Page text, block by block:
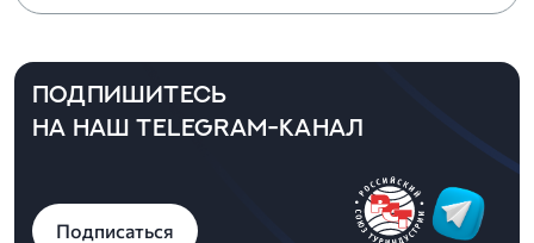
ПОДПИШИТЕСЬ
НА НАШ TELEGRAM-КАНАЛ
Подписаться